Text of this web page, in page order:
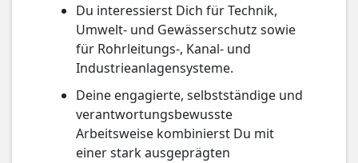
Du interessierst Dich für Technik,
Umwelt- und Gewässerschutz sowie
für Rohrleitungs-, Kanal- und
Industrieanlagensysteme.
Deine engagierte, selbstständige und
verantwortungs­bewusste
Arbeitsweise kombinierst Du mit
einer stark ausgeprägten